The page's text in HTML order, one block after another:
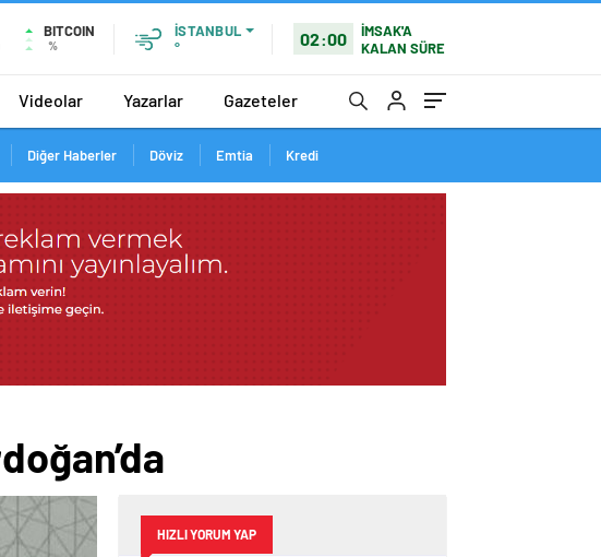
BITCOIN
%
İSTANBUL
°
02:00
İMSAK'A
KALAN SÜRE
Videolar Yazarlar Gazeteler
Diğer Haberler Döviz Emtia Kredi
HIZLI YORUM YAP